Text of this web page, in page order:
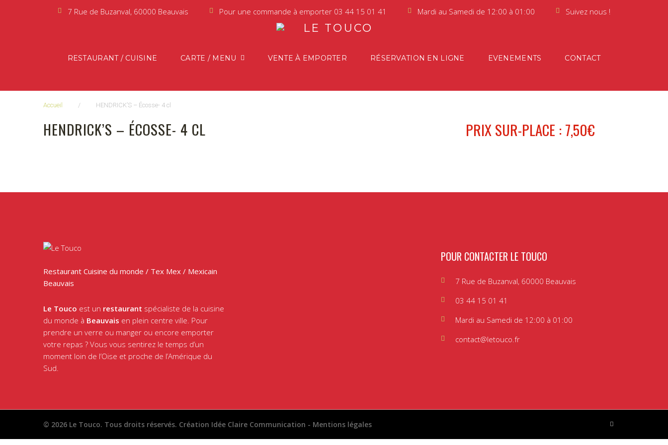
7 Rue de Buzanval, 60000 Beauvais Pour une commande à emporter 03 44 15 01 41 Mardi au Samedi de 12:00 à 01:00 Suivez nous !
RESTAURANT / CUISINE CARTE / MENU VENTE À EMPORTER RÉSERVATION EN LIGNE EVENEMENTS CONTACT
Accueil / HENDRICK’S – Écosse- 4 cl
HENDRICK’S – ÉCOSSE- 4 CL PRIX SUR-PLACE : 7,50€
Restaurant Cuisine du monde / Tex Mex / Mexicain
Beauvais
Le Touco est un restaurant spécialiste de la cuisine
du monde à Beauvais en plein centre ville. Pour
prendre un verre ou manger ou encore emporter
votre repas ? Vous vous sentirez le temps d’un
moment loin de l’Oise et proche de l’Amérique du
Sud.
POUR CONTACTER LE TOUCO
7 Rue de Buzanval, 60000 Beauvais
03 44 15 01 41
Mardi au Samedi de 12:00 à 01:00
contact@letouco.fr
© 2026 Le Touco. Tous droits réservés. Création Idée Claire Communication - Mentions légales